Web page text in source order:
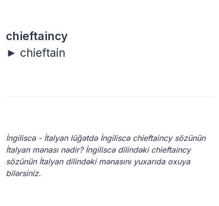
chieftaincy
► chieftain
İngiliscə - İtalyan lüğətdə İngiliscə chieftaincy sözünün
İtalyan mənası nədir? İngiliscə dilindəki chieftaincy
sözünün İtalyan dilindəki mənasını yuxarıda oxuya
bilərsiniz.